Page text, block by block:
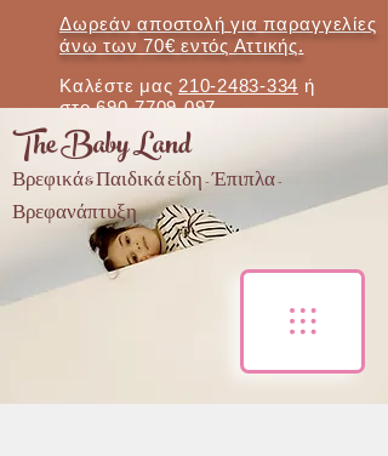
Δωρεάν αποστολή για παραγγελίες
άνω των 70€ εντός Αττικής.
Καλέστε μας 210-2483-334 ή
στο690-7709-097
The Baby Land
Βρεφικά & Παιδικά είδη - Έπιπλα -
Βρεφανάπτυξη